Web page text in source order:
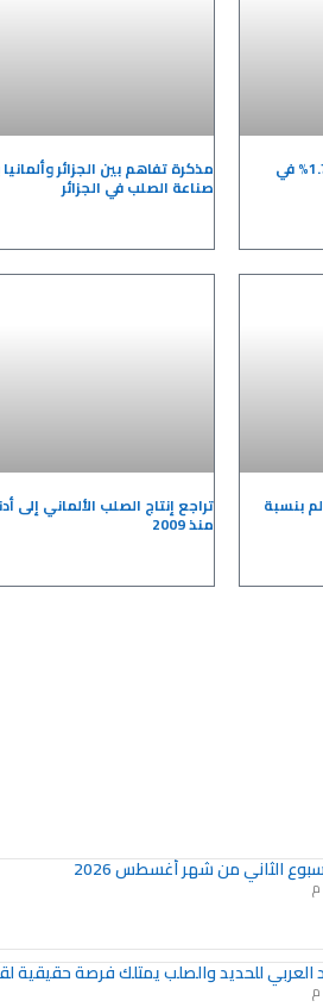
وورلد ستيل: نمو الإنتاج العالمي 1.7% في مذكرة تفاهم بين الجزائر
صناعة الصلب في الجزائر
بنسبة تراجع إنتاج الصلب الألماني
منذ 2009
الثاني من شهر أغسطس 2026
العربي للحديد والصلب يمتلك فرصة حقيقية
PagePagePagePagePagePagePage